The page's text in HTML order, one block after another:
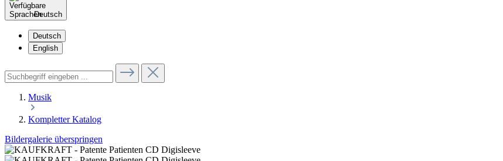
Deutsch
Deutsch
English
Musik
Kompletter Katalog
Bildergalerie überspringen